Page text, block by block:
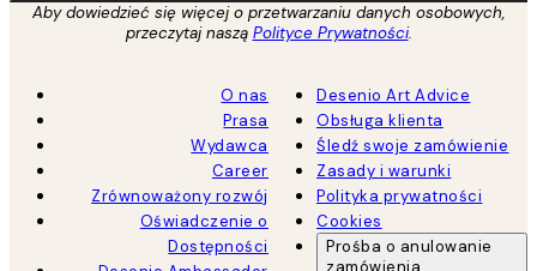
Aby dowiedzieć się więcej o przetwarzaniu danych osobowych,
przeczytaj naszą Polityce Prywatności.
O nas
Prasa
Wydawca
Career
Zrównoważony rozwój
Oświadczenie o
Dostępności
Desenio Art Advice
Obsługa klienta
Śledź swoje zamówienie
Zasady i warunki
Polityka prywatności
Cookies
Prośba o anulowanie